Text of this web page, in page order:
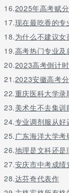
16.2025年高考赋
17.现在最吃香的
18.为什么不建议
19.高考热门专业
20.2023高考倒计
21.2023安徽高考
22.重庆医科大学
23.美术生不去集
24.专业调剂服从
25.广东海洋大学
26.地理是文科还是
27.安庆市中考成绩
28.达芬奇代表作